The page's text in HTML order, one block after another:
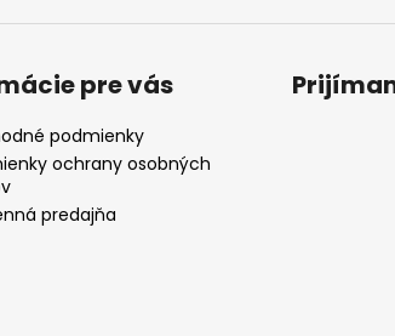
pre vás
podmienky
ochrany osobných
predajňa